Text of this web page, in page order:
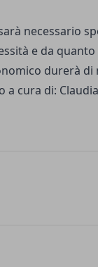
necessario
e da
durerà
cura di: